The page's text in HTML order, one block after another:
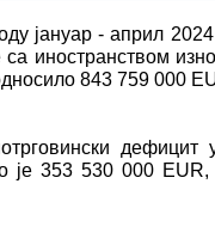
јануар - април
са иностранством
843 759 000
дефицит
је 353 530 000 ЕUR,